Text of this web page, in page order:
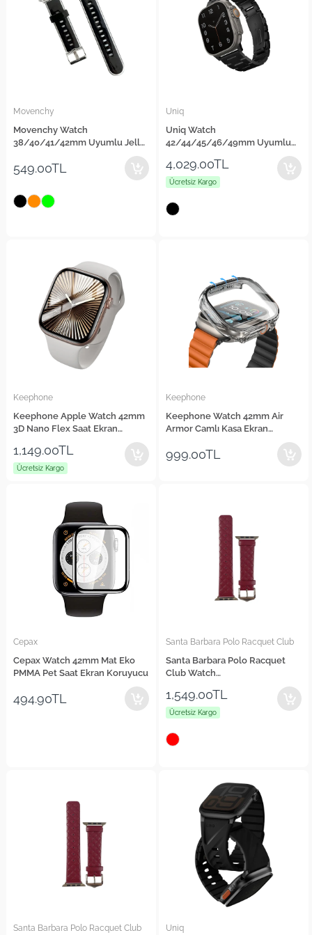
Movenchy
Movenchy Watch
38/40/41/42mm Uyumlu Jelly
549.00TL
Uniq
Uniq Watch
42/44/45/46/49mm Uyumlu
4,029.00TL
Ücretsiz Kargo
Keephone
Keephone Apple Watch 42mm
3D Nano Flex Saat Ekran
1,149.00TL
Ücretsiz Kargo
Keephone
Keephone Watch 42mm Air
Armor Camlı Kasa Ekran
999.00TL
Cepax
Cepax Watch 42mm Mat Eko
PMMA Pet Saat Ekran Koruyucu
494.90TL
Santa Barbara Polo Racquet Club
Santa Barbara Polo Racquet
Club Watch
42/44/45/46/49mm Uyumlu
Brendan Deri Kordon
1,549.00TL
Ücretsiz Kargo
Santa Barbara Polo Racquet Club Uniq